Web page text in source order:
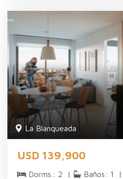
La Blanqueada
USD 139,900
Dorms.: 2 | Baños: 1 |